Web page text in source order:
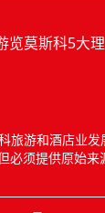
览莫斯科5大
旅游和酒店业
必须提供原始来